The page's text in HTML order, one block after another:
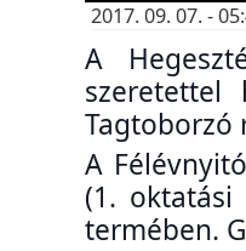
2017. 09. 07. -
A
Tagtoborzó
A
(1. oktatási
termében.